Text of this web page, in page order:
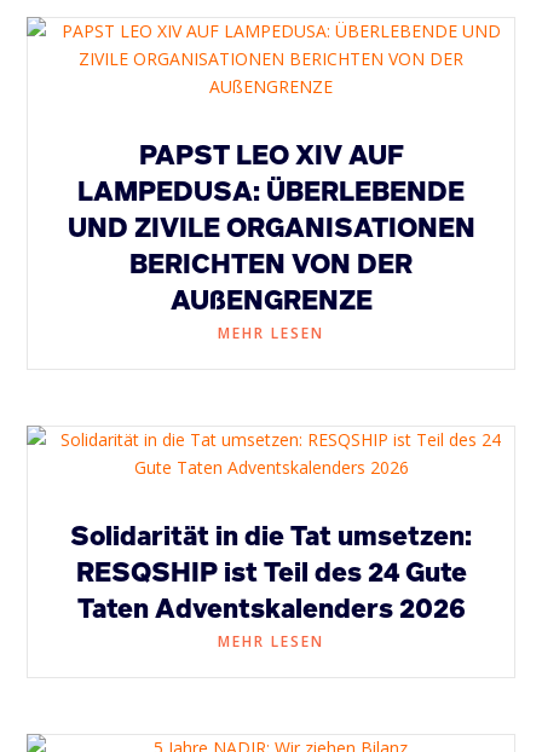
PAPST LEO XIV AUF
LAMPEDUSA: ÜBERLEBENDE
UND ZIVILE ORGANISATIONEN
BERICHTEN VON DER
AUßENGRENZE
MEHR LESEN
Solidarität in die Tat umsetzen:
RESQSHIP ist Teil des 24 Gute
Taten Adventskalenders 2026
MEHR LESEN